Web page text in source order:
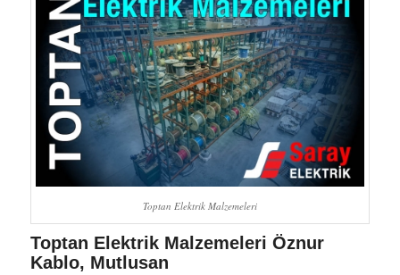
Toptan Elektrik Malzemeleri
Toptan Elektrik Malzemeleri Öznur
Kablo, Mutlusan